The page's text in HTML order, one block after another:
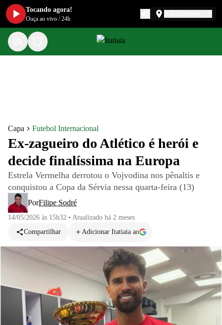
Capa Futebol Internacional
Ex-zagueiro do Atlético é herói e
decide finalíssima na Europa
Estrela Vermelha derrotou o Vojvodina nos pênaltis e
conquistou a Copa da Sérvia nessa quarta-feira (13)
PorFilipe Sodré
14/05/2026 às 15h32 • Atualizado há 2 meses
Compartilhar
Adicionar Itatiaia ao
Tocando agora!
Ouça ao vivo /24h